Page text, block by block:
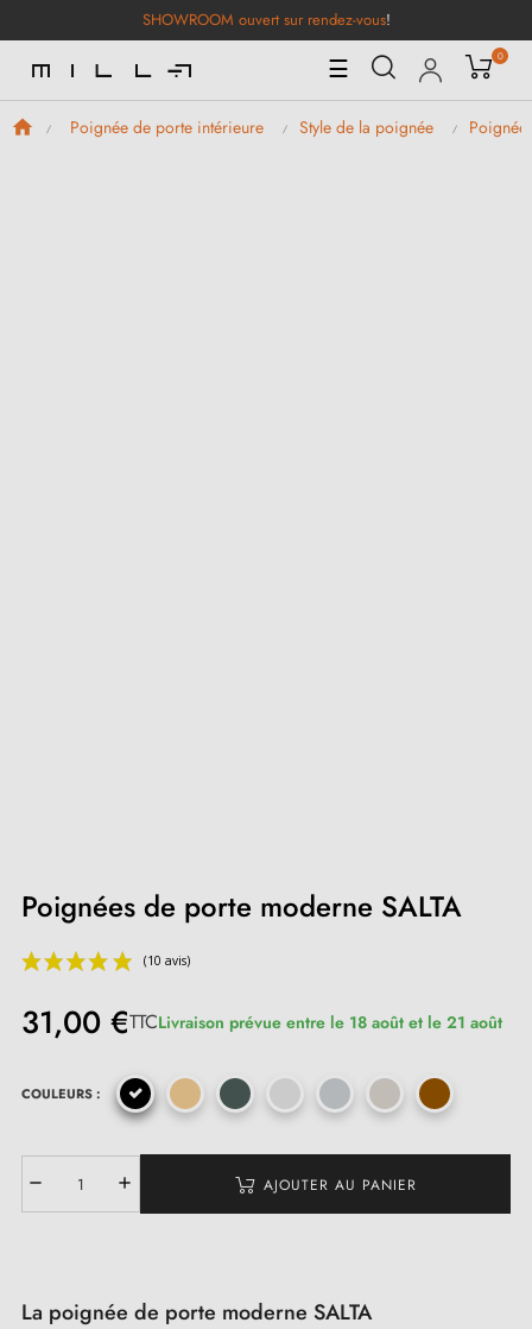
SHOWROOM ouvert sur rendez-vous!
Basculer
la
navigation
☰ 0
Poignée de porte intérieure Style de la poignée
Poignées de porte moderne SALTA
31,00 €TTCLivraison prévue entre le 18 août et le 21 août
COULEURS :
AJOUTER AU PANIER
La poignée de porte moderne SALTA